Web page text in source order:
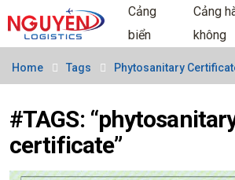
Cảng
biển
Cảng
không
Home Tags Phytosanitary
#TAGS:
certificate”